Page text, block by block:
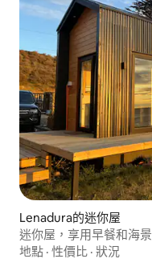
Lenadura的迷你屋
迷你屋，享用早餐和海景
地點 · 性價比 · 狀況